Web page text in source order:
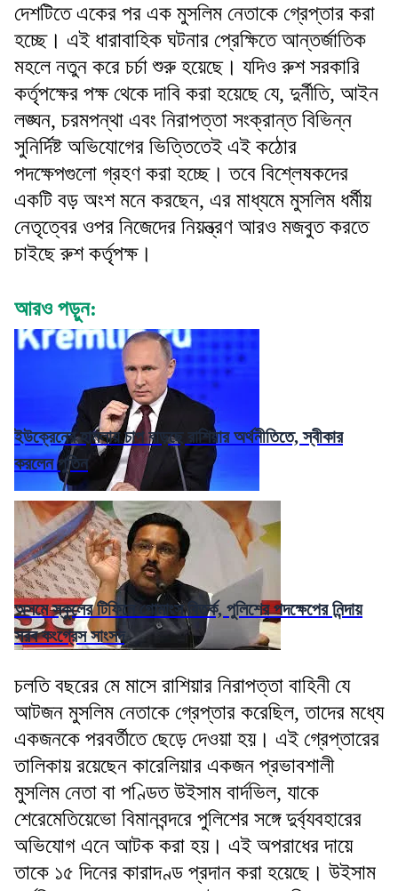
দেশটিতে একের পর এক মুসলিম নেতাকে গ্রেপ্তার করা
হচ্ছে। এই ধারাবাহিক ঘটনার প্রেক্ষিতে আন্তর্জাতিক
মহলে নতুন করে চর্চা শুরু হয়েছে। যদিও রুশ সরকারি
কর্তৃপক্ষের পক্ষ থেকে দাবি করা হয়েছে যে, দুর্নীতি, আইন
লঙ্ঘন, চরমপন্থা এবং নিরাপত্তা সংক্রান্ত বিভিন্ন
সুনির্দিষ্ট অভিযোগের ভিত্তিতেই এই কঠোর
পদক্ষেপগুলো গ্রহণ করা হচ্ছে। তবে বিশ্লেষকদের
একটি বড় অংশ মনে করছেন, এর মাধ্যমে মুসলিম ধর্মীয়
নেতৃত্বের ওপর নিজেদের নিয়ন্ত্রণ আরও মজবুত করতে
চাইছে রুশ কর্তৃপক্ষ।
আরও পড়ুন:
ইউক্রেনের হামলায় চাপ বাড়ছে রাশিয়ার অর্থনীতিতে, স্বীকার
করলেন পুতিন
অসমে স্কুলের টিফিনে গোমাংস বিতর্ক, পুলিশের পদক্ষেপের নিন্দায়
সরব কংগ্রেস সাংসদ
চলতি বছরের মে মাসে রাশিয়ার নিরাপত্তা বাহিনী যে
আটজন মুসলিম নেতাকে গ্রেপ্তার করেছিল, তাদের মধ্যে
একজনকে পরবর্তীতে ছেড়ে দেওয়া হয়। এই গ্রেপ্তারের
তালিকায় রয়েছেন কারেলিয়ার একজন প্রভাবশালী
মুসলিম নেতা বা পণ্ডিত উইসাম বার্দভিল, যাকে
শেরেমেতিয়েভো বিমানবন্দরে পুলিশের সঙ্গে দুর্ব্যবহারের
অভিযোগ এনে আটক করা হয়। এই অপরাধের দায়ে
তাকে ১৫ দিনের কারাদণ্ড প্রদান করা হয়েছে। উইসাম